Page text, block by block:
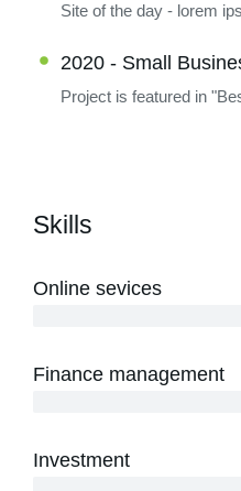
Site of the day - lorem
2020 - Small
Project is featured in
Skills
Online sevices
Finance management
Investment